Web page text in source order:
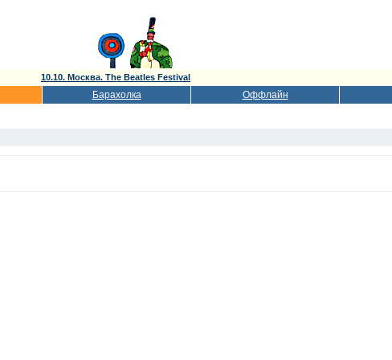
10.10. Москва. The Beatles Festival
Барахолка Оффлайн